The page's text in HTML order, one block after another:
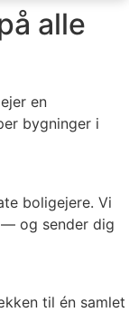
alle
en
bygninger i
boligejere. Vi
— og sender dig
til én samlet